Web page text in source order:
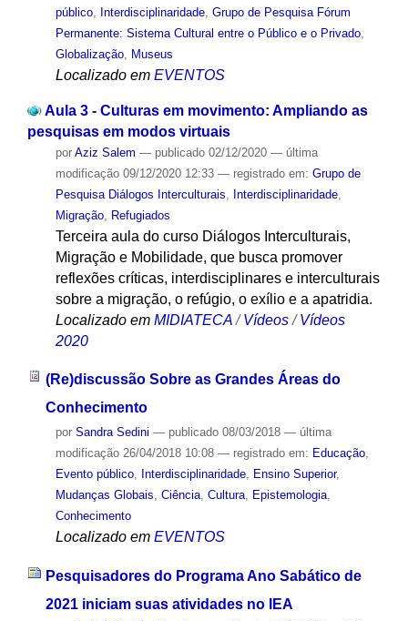
público, Interdisciplinaridade, Grupo de Pesquisa Fórum
Permanente: Sistema Cultural entre o Público e o Privado,
Globalização, Museus
Localizado em EVENTOS
Aula 3 - Culturas em movimento: Ampliando as
pesquisas em modos virtuais
por Aziz Salem — publicado02/12/2020 — última
modificação09/12/2020 12:33 — registrado em: Grupo de
Pesquisa Diálogos Interculturais
Interdisciplinaridade,
Migração, Refugiados
Terceira aula do curso Diálogos Interculturais,
Migração e Mobilidade, que busca promover
reflexões críticas, interdisciplinares e interculturais
sobre a migração, o refúgio, o exílio e a apatridia.
Localizado em MIDIATECA /Vídeos /Vídeos
2020
(Re)discussão Sobre as Grandes Áreas do
Conhecimento
por Sandra Sedini — publicado08/03/2018 — última
modificação26/04/2018 10:08 — registrado em: Educação,
Evento público, Interdisciplinaridade, Ensino Superior,
Mudanças Globais, Ciência, Cultura, Epistemologia,
Conhecimento
Localizado em EVENTOS
Pesquisadores do Programa Ano Sabático de
2021 iniciam suas atividades no IEA